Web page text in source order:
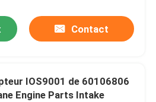
Contact
IOS9001 de 60106806
Engine Parts Intake